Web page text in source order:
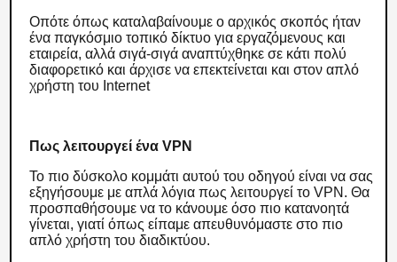
Οπότε όπως καταλαβαίνουμε ο αρχικός σκοπός ήταν
ένα παγκόσμιο τοπικό δίκτυο για εργαζόμενους και
εταιρεία, αλλά σιγά-σιγά αναπτύχθηκε σε κάτι πολύ
διαφορετικό και άρχισε να επεκτείνεται και στον απλό
χρήστη του Internet
Πως λειτουργεί ένα VPN
Το πιο δύσκολο κομμάτι αυτού του οδηγού είναι να σας
εξηγήσουμε με απλά λόγια πως λειτουργεί το VPN. Θα
προσπαθήσουμε να το κάνουμε όσο πιο κατανοητά
γίνεται, γιατί όπως είπαμε απευθυνόμαστε στο πιο
απλό χρήστη του διαδικτύου.